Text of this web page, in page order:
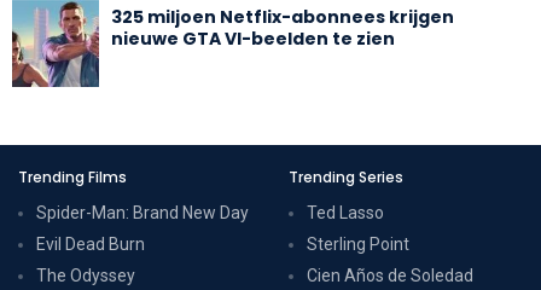
325 miljoen Netflix-abonnees krijgen
nieuwe GTA VI-beelden te zien
Trending Films
Spider-Man: Brand New Day
Evil Dead Burn
The Odyssey
Trending Series
Ted Lasso
Sterling Point
Cien Años de Soledad